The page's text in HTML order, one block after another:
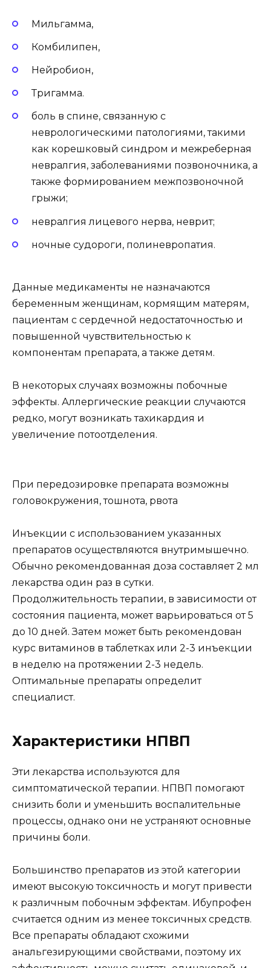
Мильгамма,
Комбилипен,
Нейробион,
Тригамма.
боль в спине, связанную с
неврологическими патологиями, такими
как корешковый синдром и межреберная
невралгия, заболеваниями позвоночника, а
также формированием межпозвоночной
грыжи;
невралгия лицевого нерва, неврит;
ночные судороги, полиневропатия.
Данные медикаменты не назначаются
беременным женщинам, кормящим матерям,
пациентам с сердечной недостаточностью и
повышенной чувствительностью к
компонентам препарата, а также детям.
В некоторых случаях возможны побочные
эффекты. Аллергические реакции случаются
редко, могут возникать тахикардия и
увеличение потоотделения.
При передозировке препарата возможны
головокружения, тошнота, рвота
Инъекции с использованием указанных
препаратов осуществляются внутримышечно.
Обычно рекомендованная доза составляет 2 мл
лекарства один раз в сутки.
Продолжительность терапии, в зависимости от
состояния пациента, может варьироваться от 5
до 10 дней. Затем может быть рекомендован
курс витаминов в таблетках или 2-3 инъекции
в неделю на протяжении 2-3 недель.
Оптимальные препараты определит
специалист.
Характеристики НПВП
Эти лекарства используются для
симптоматической терапии. НПВП помогают
снизить боли и уменьшить воспалительные
процессы, однако они не устраняют основные
причины боли.
Большинство препаратов из этой категории
имеют высокую токсичность и могут привести
к различным побочным эффектам. Ибупрофен
считается одним из менее токсичных средств.
Все препараты обладают схожими
анальгезирующими свойствами, поэтому их